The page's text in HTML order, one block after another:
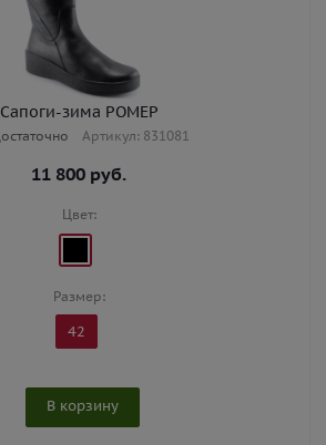
Сапоги-зима РОМЕР
Артикул: 831081
11 800 руб.
Цвет:
Размер:
42
В корзину